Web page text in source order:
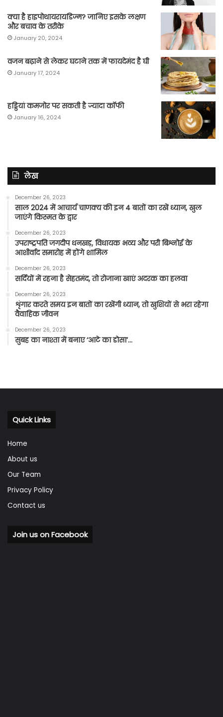
क्या है हाइपोथायरायडिज्म? जानिए इसके लक्षण
और बचाव के तरीके
January 20, 2024
वजन बढ़ाने से लेकर घटाने तक में फायदेमंद है घी
January 17, 2024
हड्डियां कमजोर पर सकती है ज्यादा कॉफी
January 16, 2024
लेख
December 26, 2023
साल 2024 में आचार्य चाणक्य की इन 4 बातों का रखें ध्यान, खुल
जाएंगे किस्मत के द्वार
December 26, 2023
उपराष्ट्रपति जगदीप धनखड़, विधायक भव्य और परी बिश्नोई के
आशीर्वाद समारोह में होंगे शामिल
December 26, 2023
सर्दियों में रहना है सेहतमंद, तो रोजाना खाएं अदरक का हलवा
December 26, 2023
शृंगार करते समय इन बातों का रखेंगी ध्यान, तो खुशियों से भरा रहेगा
वैवाहिक जीवन
December 26, 2023
सुबह का नाश्ता में बनाए ‘आटे का डोसा’…
Quick Links
Home
About us
Our Team
Privacy Policy
Contact us
Join us on Facebook